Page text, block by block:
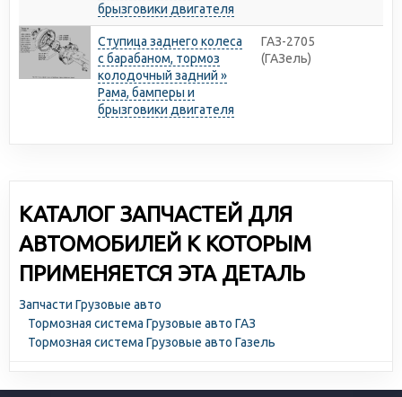
брызговики двигателя
Ступица заднего колеса
с барабаном, тормоз
колодочный задний »
Рама, бамперы и
брызговики двигателя
ГАЗ-2705
(ГАЗель)
КАТАЛОГ ЗАПЧАСТЕЙ ДЛЯ
АВТОМОБИЛЕЙ К КОТОРЫМ
ПРИМЕНЯЕТСЯ ЭТА ДЕТАЛЬ
Запчасти Грузовые авто
Тормозная система Грузовые авто ГАЗ
Тормозная система Грузовые авто Газель